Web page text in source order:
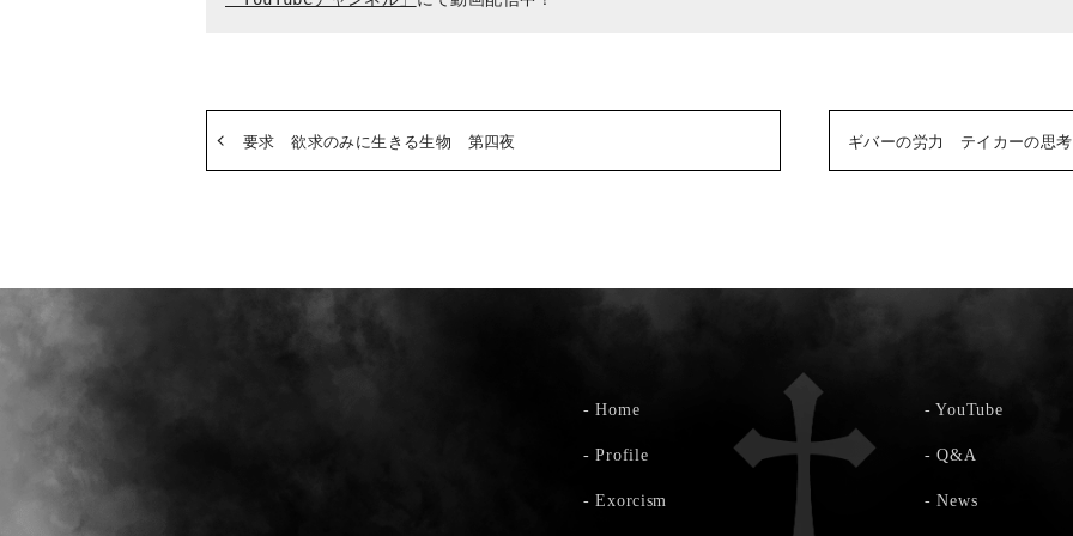
要求 欲求のみに生きる生物 第四夜 ギバーの労力 テイカーの思
-Home
-Profile
-Exorcism
-YouTube
-Q&A
-News